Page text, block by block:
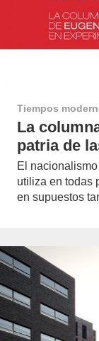
Tiempos
La
patria de
El
utiliza en todas
en supuestos